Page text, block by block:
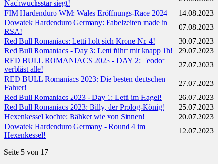
Nachwuchsstar siegt!
FIM Hardenduro WM: Wales Eröffnungs-Race 2024
14.08.2023
Dowatek Hardenduro Germany: Fabelzeiten made in
RSA!
07.08.2023
Red Bull Romaniacs: Letti holt sich Krone Nr. 4!
30.07.2023
Red Bull Romaniacs - Day 3: Letti führt mit knapp 1h!
29.07.2023
RED BULL ROMANIACS 2023 - DAY 2: Teodor
verbläst alle!
27.07.2023
RED BULL Romaniacs 2023: Die besten deutschen
Fahrer!
27.07.2023
Red Bull Romaniacs 2023 - Day 1: Letti im Hagel!
26.07.2023
Red Bull Romaniacs 2023: Billy, der Prolog-König!
25.07.2023
Hexenkessel kochte: Bähker wie von Sinnen!
20.07.2023
Dowatek Hardenduro Germany - Round 4 im
Hexenkessel!
12.07.2023
Seite 5 von 17